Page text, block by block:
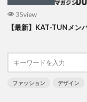
35view
【最新】KAT-TUNメン
ファッション デザイン